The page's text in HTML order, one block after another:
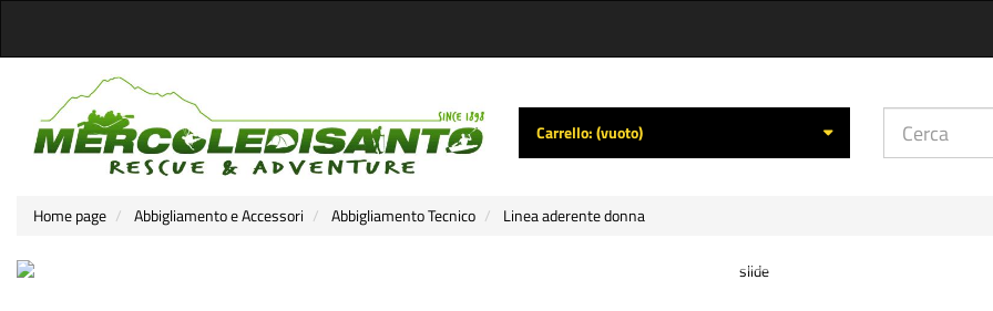
Carrello:(vuoto)
Home page Abbigliamento e Accessori Abbigliamento Tecnico Linea aderente donna